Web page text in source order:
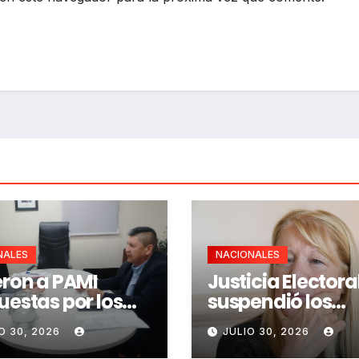
a PAMI
por los
mayores
30, 2026
NACIONALES
Justicia
suspendió los
aportes a 20
JULIO 30, 2026